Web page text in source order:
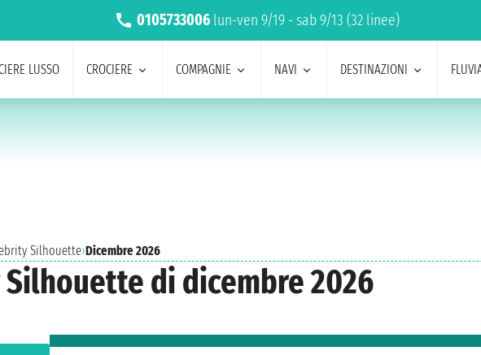
0105733006 lun-ven 9/19 - sab 9/13 (32 linee)
LUSSO CROCIERE COMPAGNIE NAVI DESTINAZIONI
Silhouette›Dicembre 2026
di dicembre 2026